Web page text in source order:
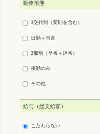
勤務形態
3交代制（変則を含む）
日勤＋当直
2部制（早番＋遅番）
夜勤のみ
その他
給与（総支給額）
こだわらない